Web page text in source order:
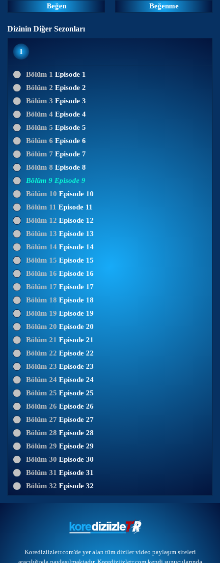
Beğen Beğenme
Dizinin Diğer Sezonları
1
Bölüm 1 Episode 1
Bölüm 2 Episode 2
Bölüm 3 Episode 3
Bölüm 4 Episode 4
Bölüm 5 Episode 5
Bölüm 6 Episode 6
Bölüm 7 Episode 7
Bölüm 8 Episode 8
Bölüm 9 Episode 9
Bölüm 10 Episode 10
Bölüm 11 Episode 11
Bölüm 12 Episode 12
Bölüm 13 Episode 13
Bölüm 14 Episode 14
Bölüm 15 Episode 15
Bölüm 16 Episode 16
Bölüm 17 Episode 17
Bölüm 18 Episode 18
Bölüm 19 Episode 19
Bölüm 20 Episode 20
Bölüm 21 Episode 21
Bölüm 22 Episode 22
Bölüm 23 Episode 23
Bölüm 24 Episode 24
Bölüm 25 Episode 25
Bölüm 26 Episode 26
Bölüm 27 Episode 27
Bölüm 28 Episode 28
Bölüm 29 Episode 29
Bölüm 30 Episode 30
Bölüm 31 Episode 31
Bölüm 32 Episode 32
Korediziizletr.com'de yer alan tüm diziler video paylaşım siteleri